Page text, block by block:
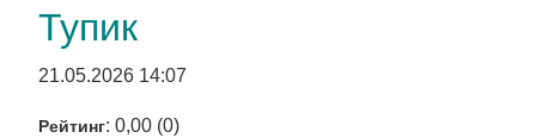
Тупик
21.05.2026 14:07
Рейтинг: 0,00 (0)